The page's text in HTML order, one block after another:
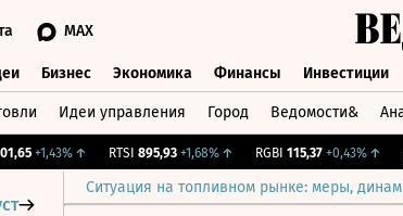
MAX
Бизнес Экономика Финансы Инвестиции
Идеи управления Город Ведомости&
+1,43%↑ RTSI 895,93 +1,68%↑ RGBI 115,37 +0,43%↑
Ситуация на топливном рынке: меры,